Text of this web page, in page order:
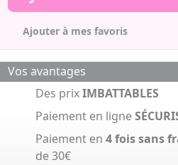
Ajouter à mes favoris
Vos avantages
Des prixIMBATTABLES
Paiement en ligne
Paiement en 4 fois sans
de 30€